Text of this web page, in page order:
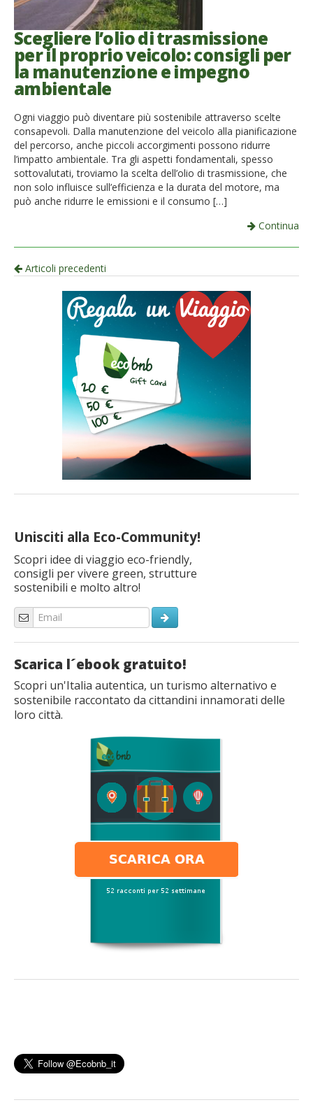
Scegliere l’olio di trasmissione
per il proprio veicolo: consigli per
la manutenzione e impegno
ambientale
Ogni viaggio può diventare più sostenibile attraverso scelte
consapevoli. Dalla manutenzione del veicolo alla pianificazione
del percorso, anche piccoli accorgimenti possono ridurre
l’impatto ambientale. Tra gli aspetti fondamentali, spesso
sottovalutati, troviamo la scelta dell’olio di trasmissione, che
non solo influisce sull’efficienza e la durata del motore, ma
può anche ridurre le emissioni e il consumo […]
Continua
Navigazione
articolo
Articoli precedenti
Unisciti alla Eco-Community!
Scopri idee di viaggio eco-friendly,
consigli per vivere green, strutture
sostenibili e molto altro!
Scarica l´ebook gratuito!
Scopri un'Italia autentica, un turismo alternativo e
sostenibile raccontato da cittandini innamorati delle
loro città.